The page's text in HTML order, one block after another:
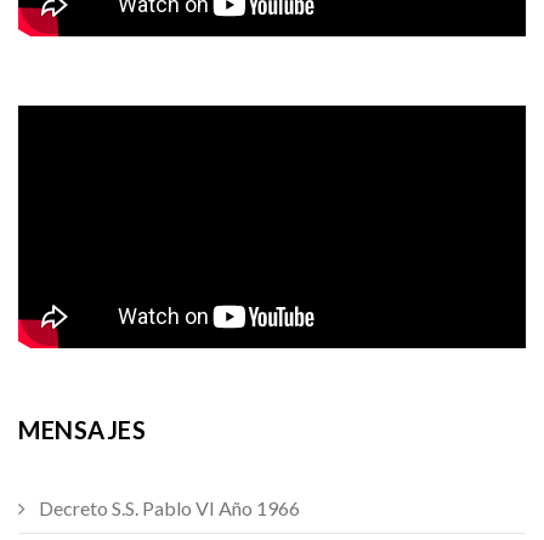
MENSAJES
Decreto S.S. Pablo VI Año 1966